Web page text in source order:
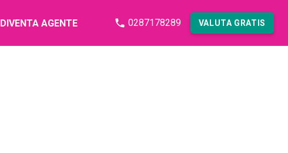
DIVENTA AGENTE 0287178289 VALUTA GRATIS